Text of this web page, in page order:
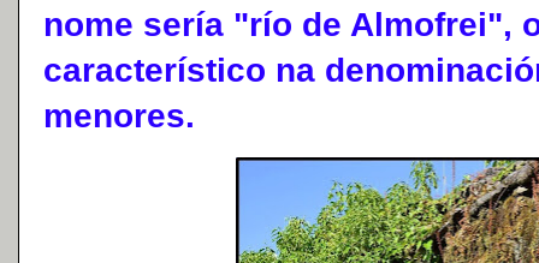
nome sería "río de Almofrei",
característico na
menores.